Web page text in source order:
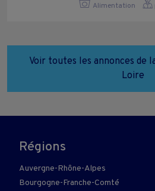
Alimentation
Voir toutes les annonces de
Loire
Régions
Auvergne-Rhône-Alpes
Bourgogne-Franche-Comté